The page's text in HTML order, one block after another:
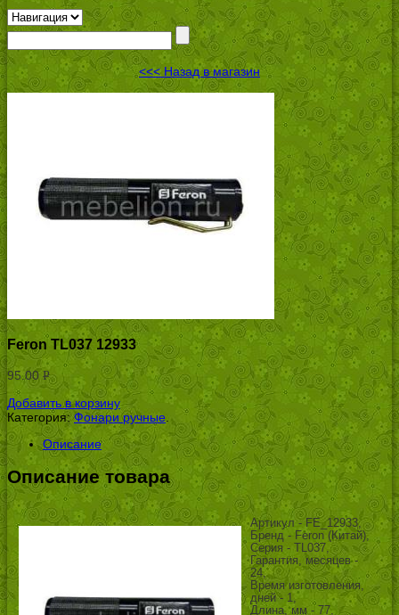
<<< Назад в магазин
Feron TL037 12933
95.00 Р
УБ.
Добавить в корзину
Категория:Фонари ручные
Описание
Описание товара
Артикул - FE_12933,
Бренд - Feron (Китай),
Серия - TL037,
Гарантия, месяцев -
24,
Время изготовления,
дней - 1,
Длина, мм - 77,